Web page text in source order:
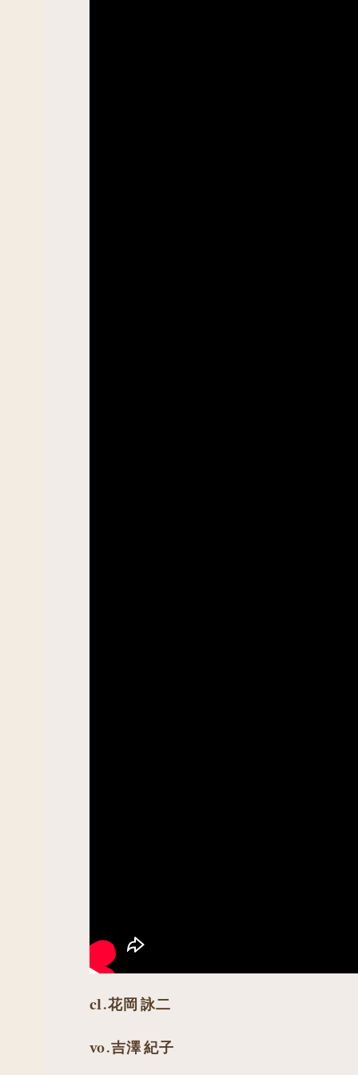
cl.花岡 詠二
vo.吉澤 紀子